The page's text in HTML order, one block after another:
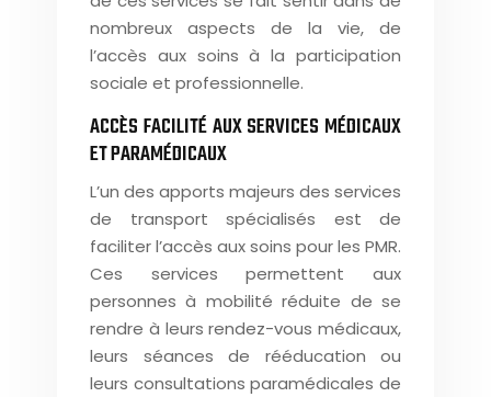
nombreux aspects de la vie, de
l’accès aux soins à la participation
sociale et professionnelle.
ACCÈS FACILITÉ AUX SERVICES MÉDICAUX
ET PARAMÉDICAUX
L’un des apports majeurs des services
de transport spécialisés est de
faciliter l’accès aux soins pour les PMR.
Ces services permettent aux
personnes à mobilité réduite de se
rendre à leurs rendez-vous médicaux,
leurs séances de rééducation ou
leurs consultations paramédicales de